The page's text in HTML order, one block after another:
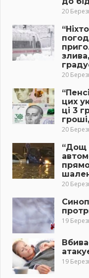
20
20
цих
ці 3
20
“Дощ
20
19
19